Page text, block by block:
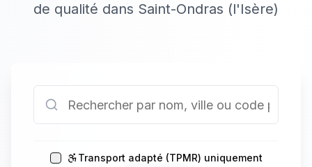
de qualité dans Saint-Ondras (l'Isère)
Transport adapté (TPMR) uniquement